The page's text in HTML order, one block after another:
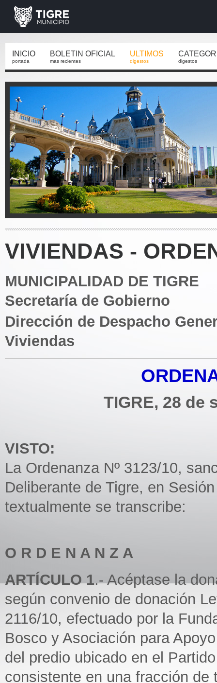
INICIO
portada
BOLETIN OFICIAL
mas recientes
ULTIMOS
digestos digestos
VIVIENDAS -
MUNICIPALIDAD DE TIGRE
Secretaría de Gobierno
Dirección de Despacho
Viviendas
TIGRE, 28 de
VISTO:
La Ordenanza Nº 3123/10,
Deliberante de Tigre, en
textualmente se transcribe:
O R D E N A N Z A
ARTÍCULO 1.- Acéptase la
según convenio de donación
2116/10, efectuado por la
Bosco y Asociación para
del predio ubicado en el
consistente en una fracción de